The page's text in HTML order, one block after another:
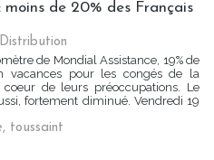
moins de 20% des Français
Distribution
de Mondial Assistance, 19% de
vacances pour les congés de la
de leurs préoccupations. Le
fortement diminué. Vendredi 19
, toussaint